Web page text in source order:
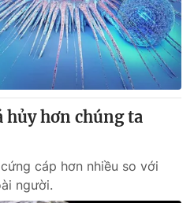
thức nếu không có sự chấp
VTV.vn khi phát hành lại
hơn chúng ta
cáp hơn nhiều so với
người.